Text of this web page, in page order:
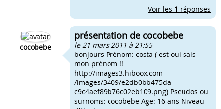
Voir les 1 réponses
cocobebe
présentation de cocobebe
le 21 mars 2011 à 21:55
bonjours Prénom: costa ( est oui sais
mon prénom !!
http://images3.hiboox.com
/images/3409/e2db0bb475da
c9c4aef89b76c02eb109.png) Pseudos ou
surnoms: cocobebe Age: 16 ans Niveau